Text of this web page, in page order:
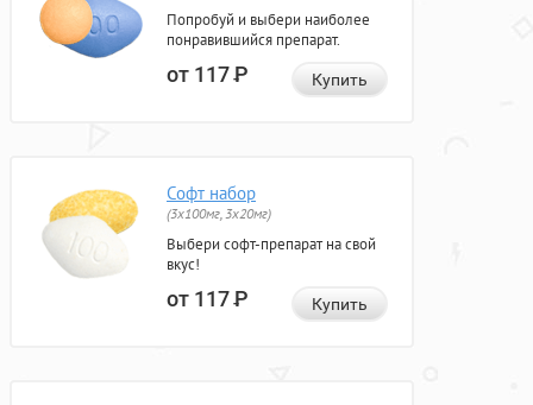
Попробуй и выбери наиболее
понравившийся препарат.
от 117Р Купить
Софт набор
(3x100мг, 3x20мг)
Выбери софт-препарат на свой
вкус!
от 117Р Купить